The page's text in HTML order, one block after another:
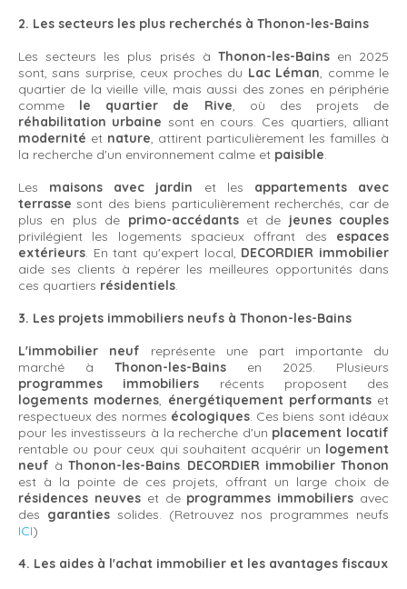
2. Les secteurs les plus recherchés à Thonon-les-Bains
Les secteurs les plus prisés à Thonon-les-Bainsen 2025
sont, sans surprise, ceux proches du Lac Léman , comme le
quartier de la vieille ville, mais aussi des zones en périphérie
comme le quartier de Rive , où des projets de
réhabilitation urbaine sont en cours. Ces quartiers, alliant
modernité et nature , attirent particulièrement les familles à
la recherche d'un environnement calme et paisible
Les maisons avec jardin et les appartements avec
terrasse sont des biens particulièrement recherchés, car de
plus en plus de primo-accédantset de jeunes couples
privilégient les logements spacieux offrant des espaces
extérieurs . En tant qu'expert local, DECORDIER immobilier
aide ses clients à repérer les meilleures opportunités dans
ces quartiers résidentiels
3. Les projets immobiliers neufs à Thonon-les-Bains
L'immobilier neuf représente une part importante du
marché à Thonon-les-Bains en 2025. Plusieurs
programmes immobiliers récents proposent des
logements modernes
énergétiquement performantset
respectueux des normes écologiques. Ces biens sont idéaux
pour les investisseurs à la recherche d'un placement locatif
rentable ou pour ceux qui souhaitent acquérir un logement
neuf à Thonon-les-Bains. DECORDIER immobilier Thonon
est à la pointe de ces projets, offrant un large choix de
résidences neuves et de programmes immobiliers avec
des garantiessolides. (Retrouvez nos programmes neufs
ICI)
4. Les aides à l'achat immobilier et les avantages fiscaux